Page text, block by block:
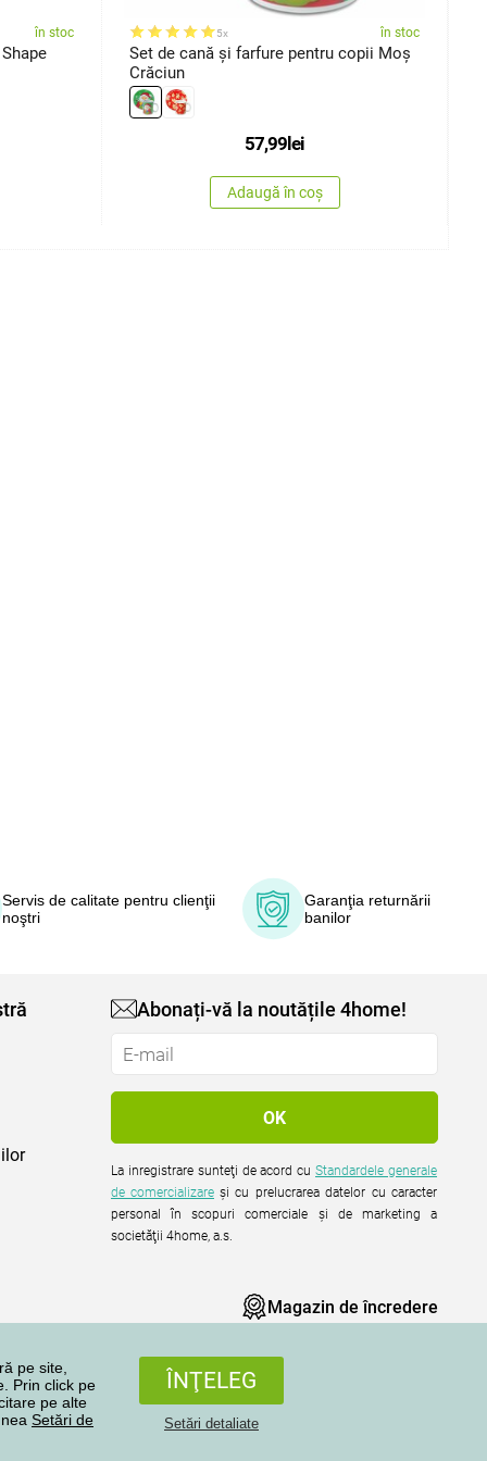
pe site,
Prin click pe
pe alte
Setări de
ÎNŢELEG
Setări detaliate
în stoc 5x în stoc
Set de cană și farfure pentru copii Moș
Crăciun
57,99lei
Adaugă în coș
Servis de calitate pentru clienţii
noştri
Garanţia returnării
banilor
Abonați-vă la noutățile 4home!
La inregistrare sunteţi de acord cuStandardele generale
de comercializare şi cu prelucrarea datelor cu caracter
personal în scopuri comerciale şi de marketing a
societăţii 4home, a.s.
Magazin de încredere
Toate drepturile rezervate © 2004-2026 4home, a.s.